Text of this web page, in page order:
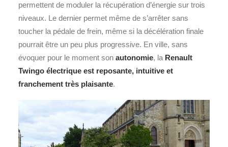
permettent de moduler la récupération d’énergie sur trois
niveaux. Le dernier permet même de s’arrêter sans
toucher la pédale de frein, même si la décélération finale
pourrait être un peu plus progressive. En ville, sans
évoquer pour le moment son autonomie, la Renault
Twingo électrique est reposante, intuitive et
franchement très plaisante.